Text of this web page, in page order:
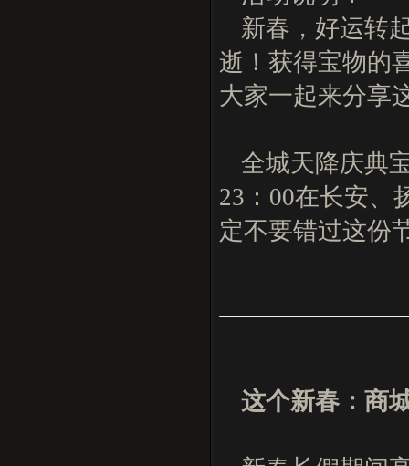
新春，好运转
逝！获得宝物的
大家一起来分享
全城天降庆典
23：00在长安、
定不要错过这份
这个新春：商